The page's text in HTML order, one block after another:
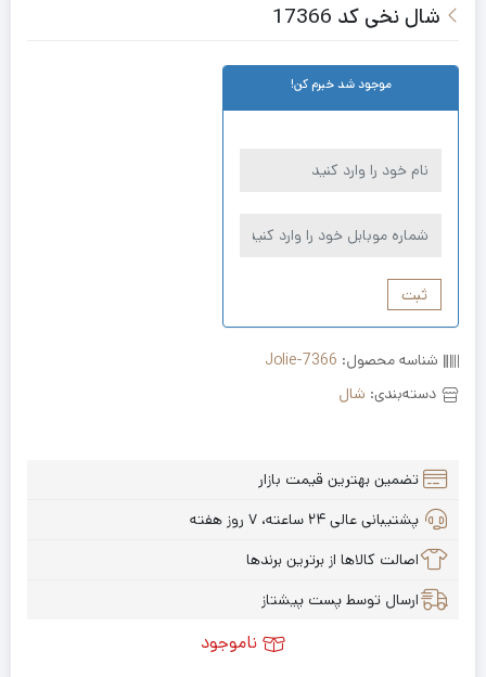
شال نخی کد 17366
موجود شد خبرم کن!
ثبت
شناسه محصول: Jolie-7366
دسته‌بندی: شال
تضمین بهترین قیمت بازار
پشتیبانی عالی ۲۴ ساعته، ۷ روز هفته
اصالت کالاها از برترین برندها
ارسال توسط پست پیشتاز
ناموجود